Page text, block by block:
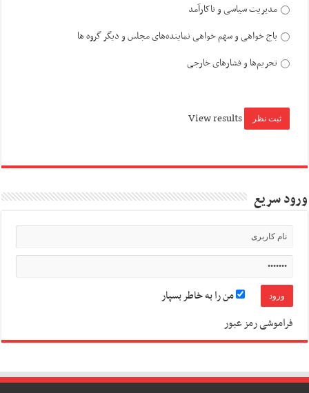
مدیریت سیاسی و ناکارآمد
باج خواهی و سهم خواهی نماینده‌های مجلس و دیگر گروه ها
تحریم‌ها و فشارهای خارجی
View results
ورود سریع
من را به خاطر بسپار
فراموشی رمز عبور